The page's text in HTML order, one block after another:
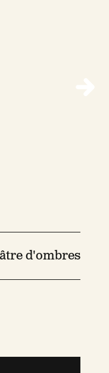
d'ombres